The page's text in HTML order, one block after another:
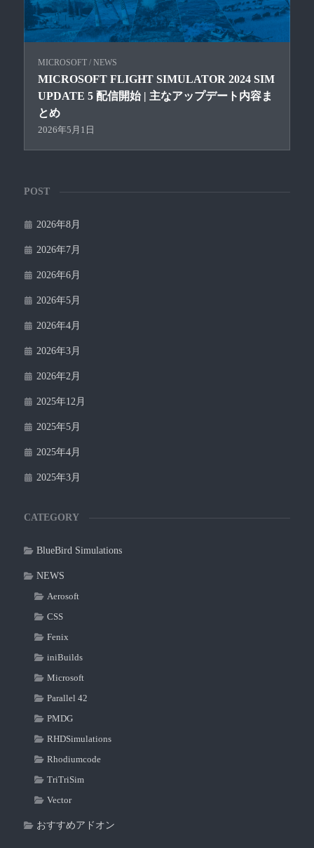
MICROSOFT / NEWS
MICROSOFT FLIGHT SIMULATOR 2024 SIM
UPDATE 5 配信開始 | 主なアップデート内容ま
とめ
2026年5月1日
POST
2026年8月
2026年7月
2026年6月
2026年5月
2026年4月
2026年3月
2026年2月
2025年12月
2025年5月
2025年4月
2025年3月
CATEGORY
BlueBird Simulations
NEWS
Aerosoft
CSS
Fenix
iniBuilds
Microsoft
Parallel 42
PMDG
RHDSimulations
Rhodiumcode
TriTriSim
Vector
おすすめアドオン